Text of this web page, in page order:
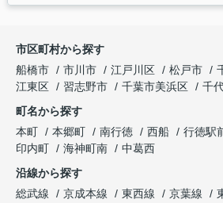
市区町村から探す
船橋市
市川市 江戸川区 松戸市
江東区
習志野市 千葉市美浜区 千
町名から探す
本町
本郷町 南行徳 西船 行徳駅
印内町
海神町南
中葛西
沿線から探す
総武線
京成本線 東西線 京葉線